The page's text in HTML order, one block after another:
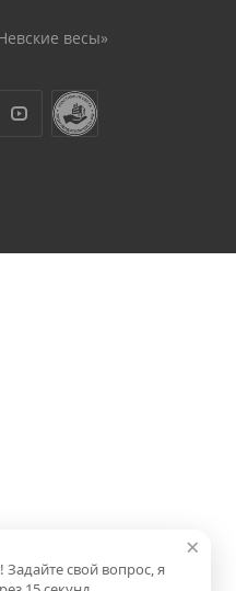
весы»
×
Задайте свой вопрос, я